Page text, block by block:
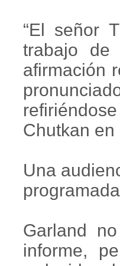
“El señor
trabajo de
afirmación
Chutkan
Una
Garland
informe,